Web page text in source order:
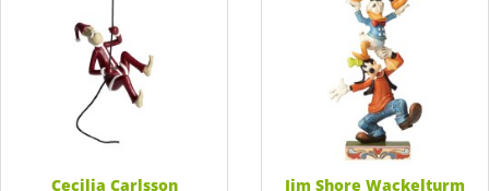
Cecilia Carlsson Jim Shore Wackelturm